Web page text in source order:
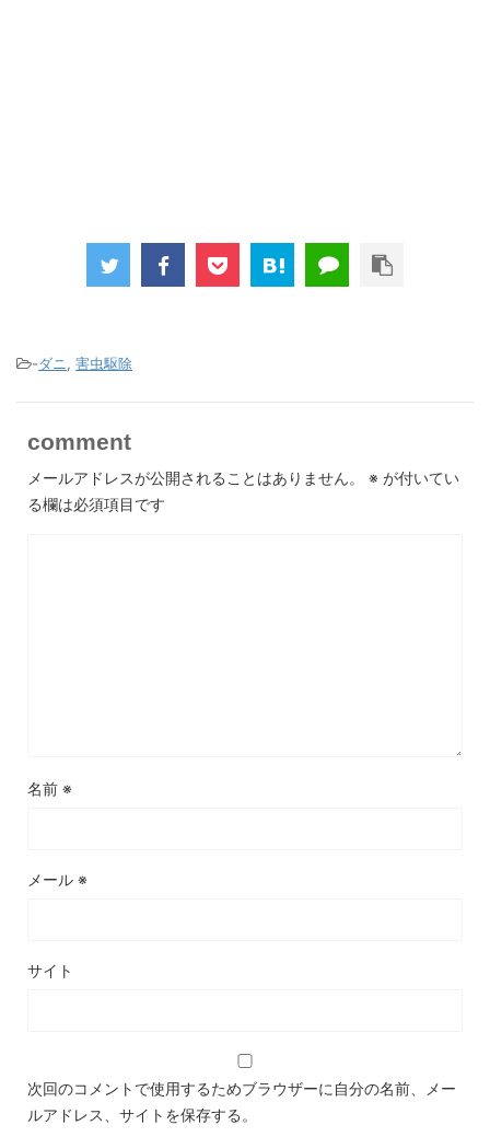
-ダニ , 害虫駆除
comment
メールアドレスが公開されることはありません。 ※ が付いてい
る欄は必須項目です
名前 ※
メール ※
サイト
次回のコメントで使用するためブラウザーに自分の名前、メー
ルアドレス、サイトを保存する。